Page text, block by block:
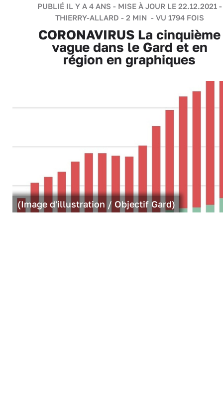
PUBLIÉ IL Y A 4 ANS - MISE À JOUR LE 22.12.2021 -
THIERRY-ALLARD - 2 MIN - VU 1794 FOIS
CORONAVIRUS La cinquième
vague dans le Gard et en
région en graphiques
(Image d'illustration / Objectif Gard)